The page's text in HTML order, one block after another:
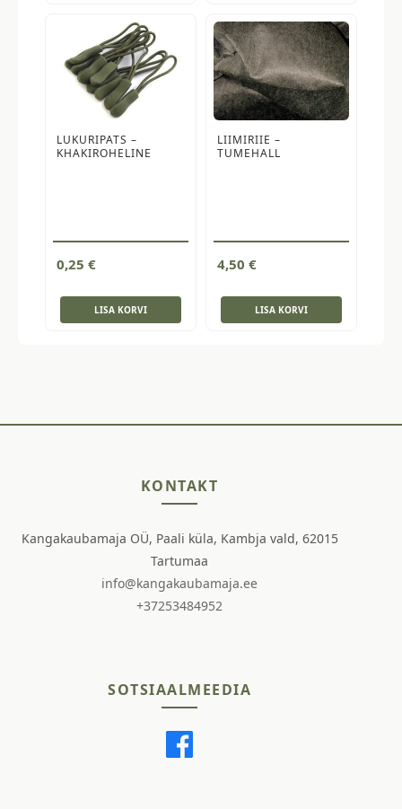
LUKURIPATS –
KHAKIROHELINE
0,25 €
LISA KORVI
LIIMIRIIE –
TUMEHALL
4,50 €
LISA KORVI
KONTAKT
Kangakaubamaja OÜ, Paali küla, Kambja vald, 62015
Tartumaa
info@kangakaubamaja.ee
+37253484952
SOTSIAALMEEDIA